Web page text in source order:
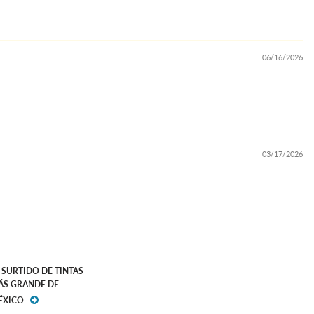
06/16/2026
03/17/2026
SURTIDO DE TINTAS
GRANDE DE